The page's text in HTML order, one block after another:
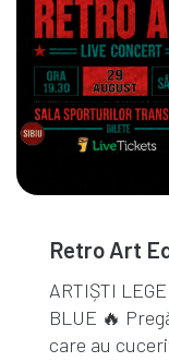
Retro Art
ARTIȘTI
BLUE 🔥
care au